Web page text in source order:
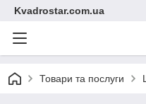
Kvadrostar.com.ua
Товари та послуги